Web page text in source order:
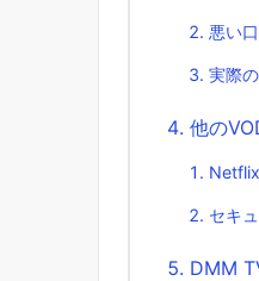
悪い
実際
他の
セキ
DMM